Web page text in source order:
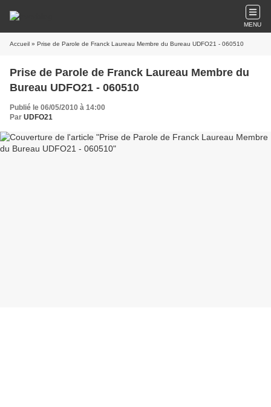
MENU
Accueil » Prise de Parole de Franck Laureau Membre du Bureau UDFO21 - 060510
Prise de Parole de Franck Laureau Membre du
Bureau UDFO21 - 060510
Publié le 06/05/2010 à 14:00
Par UDFO21